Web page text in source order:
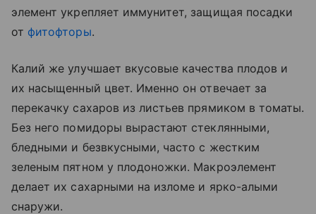
элемент укрепляет иммунитет, защищая посадки
от фитофторы.
Калий же улучшает вкусовые качества плодов и
их насыщенный цвет. Именно он отвечает за
перекачку сахаров из листьев прямиком в томаты.
Без него помидоры вырастают стеклянными,
бледными и безвкусными, часто с жестким
зеленым пятном у плодоножки. Макроэлемент
делает их сахарными на изломе и ярко-алыми
снаружи.